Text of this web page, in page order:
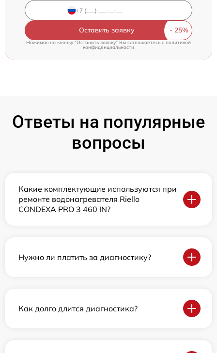
Оставить заявку
Нажимая на кнопку "Оставить заявку" Вы соглашаетесь c политикой
конфиденциальности
Ответы на популярные
вопросы
Какие комплектующие используются при
ремонте водонагревателя Riello
CONDEXA PRO 3 460 IN?
Нужно ли платить за диагностику?
Как долго длится диагностика?